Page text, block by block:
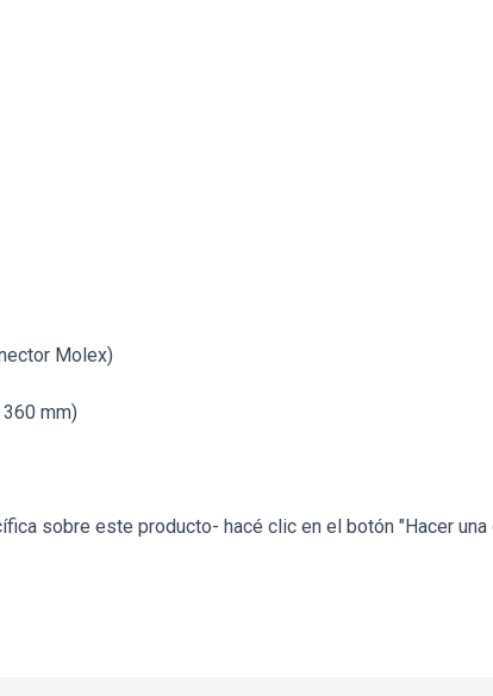
Molex)
mm)
sobre este producto- hacé clic en el botón "Hacer